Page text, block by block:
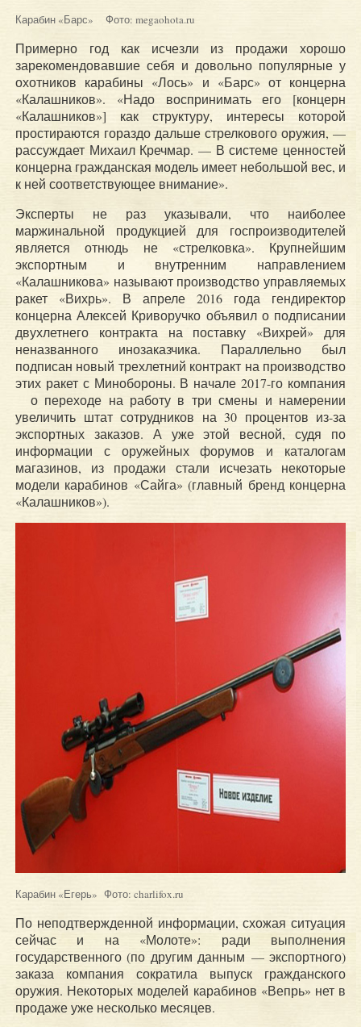
Карабин «Барс» Фото: megaohota.ru
Примерно год как исчезли из продажи хорошо
зарекомендовавшие себя и довольно популярные у
охотников карабины «Лось» и «Барс» от концерна
«Калашников». «Надо воспринимать его [концерн
«Калашников»] как структуру, интересы которой
простираются гораздо дальше стрелкового оружия, —
рассуждает Михаил Кречмар. — В системе ценностей
концерна гражданская модель имеет небольшой вес, и
к ней соответствующее внимание».
Эксперты не раз указывали, что наиболее
маржинальной продукцией для госпроизводителей
является отнюдь не «стрелковка». Крупнейшим
экспортным и внутренним направлением
«Калашникова» называют производство управляемых
ракет «Вихрь». В апреле 2016 года гендиректор
концерна Алексей Криворучко объявил о подписании
двухлетнего контракта на поставку «Вихрей» для
неназванного инозаказчика. Параллельно был
подписан новый трехлетний контракт на производство
этих ракет с Минобороны. В начале 2017-го компания
о переходе на работу в три смены и намерении
увеличить штат сотрудников на 30 процентов из-за
экспортных заказов. А уже этой весной, судя по
информации с оружейных форумов и каталогам
магазинов, из продажи стали исчезать некоторые
модели карабинов «Сайга» (главный бренд концерна
«Калашников»).
Карабин «Егерь» Фото: charlifox.ru
По неподтвержденной информации, схожая ситуация
сейчас и на «Молоте»: ради выполнения
государственного (по другим данным — экспортного)
заказа компания сократила выпуск гражданского
оружия. Некоторых моделей карабинов «Вепрь» нет в
продаже уже несколько месяцев.